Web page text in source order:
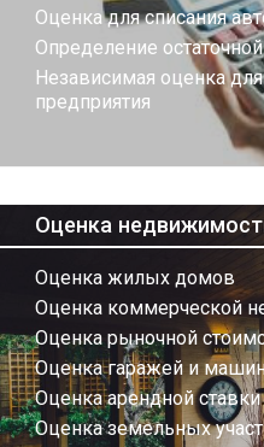
Оценка для списания
Определение
Независимая оценка
предприятия
Оценка
Оценка жилых домов
Оценка коммерческой
Оценка рыночной
Оценка гаражей и
Оценка арендной ставки
Оценка земельных